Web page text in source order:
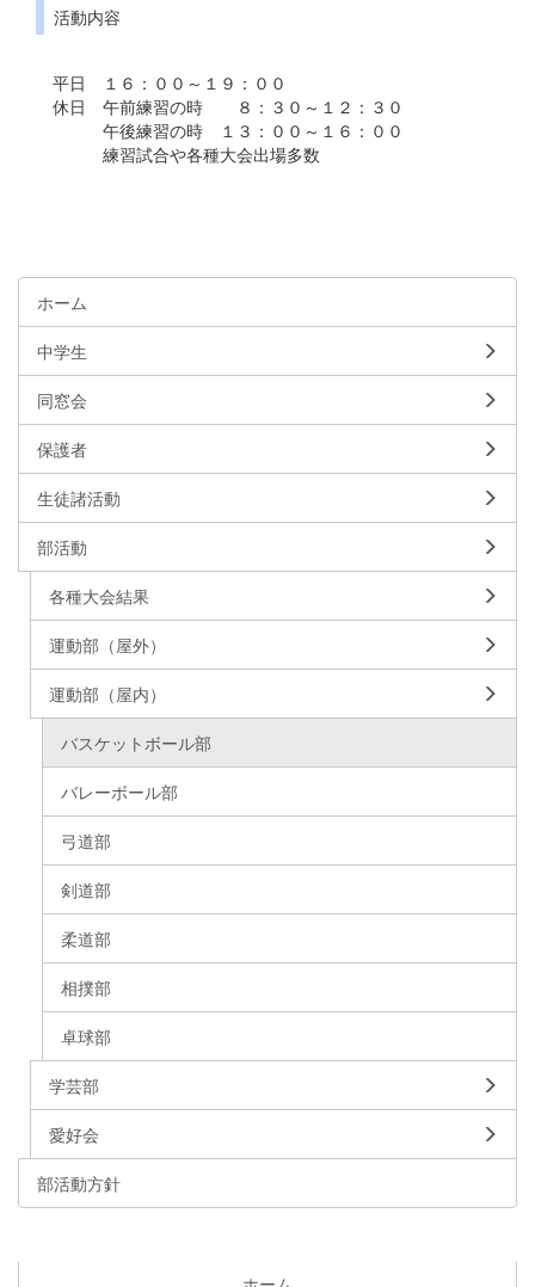
活動内容
平日 １６：００～１９：００
休日 午前練習の時 ８：３０～１２：３０
午後練習の時 １３：００～１６：００
練習試合や各種大会出場多数
ホーム
中学生
同窓会
保護者
生徒諸活動
部活動
各種大会結果
運動部（屋外）
運動部（屋内）
バスケットボール部
バレーボール部
弓道部
剣道部
柔道部
相撲部
卓球部
学芸部
愛好会
部活動方針